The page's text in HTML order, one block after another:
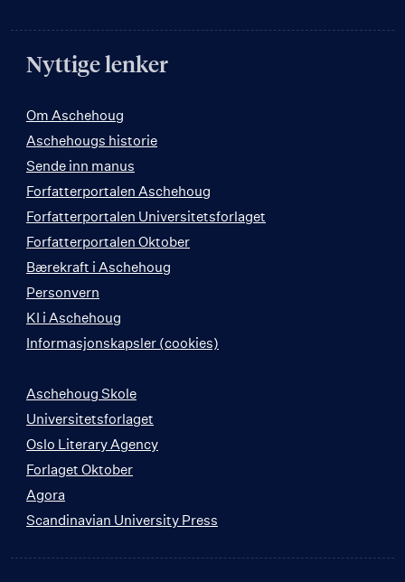
Nyttige lenker
Om Aschehoug
Aschehougs historie
Sende inn manus
Forfatterportalen Aschehoug
Forfatterportalen Universitetsforlaget
Forfatterportalen Oktober
Bærekraft i Aschehoug
Personvern
KI i Aschehoug
Informasjonskapsler (cookies)
Aschehoug Skole
Universitetsforlaget
Oslo Literary Agency
Forlaget Oktober
Agora
Scandinavian University Press